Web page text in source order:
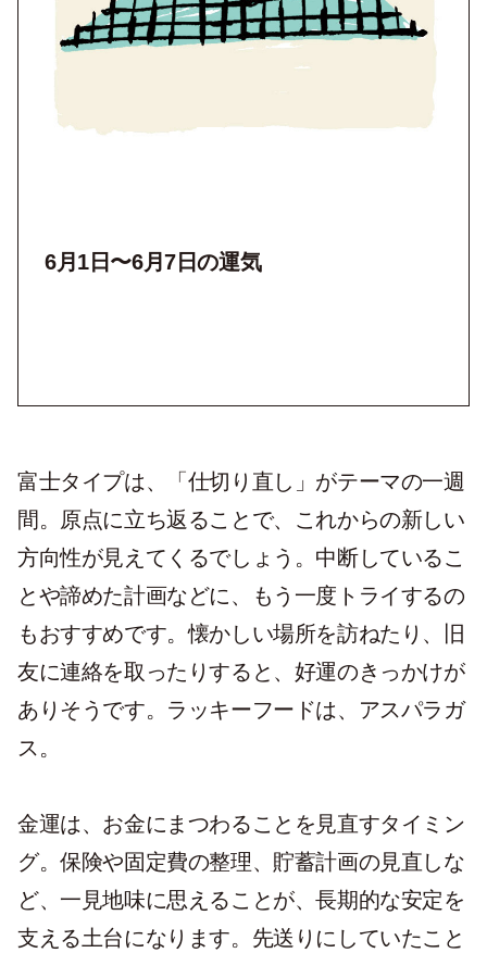
6月1日〜6月7日の運気
富士タイプは、「仕切り直し」がテーマの一週
間。原点に立ち返ることで、これからの新しい
方向性が見えてくるでしょう。中断しているこ
とや諦めた計画などに、もう一度トライするの
もおすすめです。懐かしい場所を訪ねたり、旧
友に連絡を取ったりすると、好運のきっかけが
ありそうです。ラッキーフードは、アスパラガ
ス。
金運は、お金にまつわることを見直すタイミン
グ。保険や固定費の整理、貯蓄計画の見直しな
ど、一見地味に思えることが、長期的な安定を
支える土台になります。先送りにしていたこと